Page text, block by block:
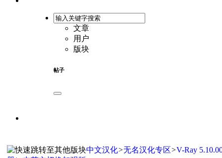
文章
用户
版块
帖子
中文汉化>无名汉化专区>V-Ray